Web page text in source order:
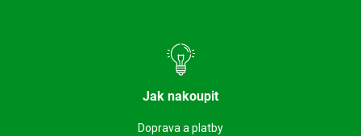
Jak nakoupit
Doprava a platby